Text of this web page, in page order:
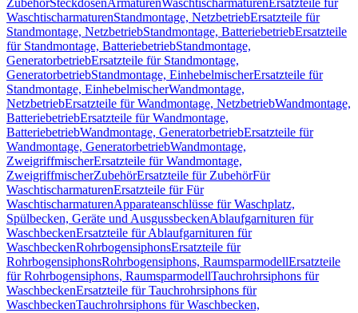
ZubehörSteckdosenArmaturenWaschtischarmaturen Ersatzteile für
WaschtischarmaturenStandmontage, NetzbetriebErsatzteile für
Standmontage, NetzbetriebStandmontage, BatteriebetriebErsatzteile
für Standmontage, BatteriebetriebStandmontage,
GeneratorbetriebErsatzteile für Standmontage,
GeneratorbetriebStandmontage, EinhebelmischerErsatzteile für
Standmontage, EinhebelmischerWandmontage,
NetzbetriebErsatzteile für Wandmontage, NetzbetriebWandmontage,
BatteriebetriebErsatzteile für Wandmontage,
BatteriebetriebWandmontage, GeneratorbetriebErsatzteile für
Wandmontage, GeneratorbetriebWandmontage,
ZweigriffmischerErsatzteile für Wandmontage,
ZweigriffmischerZubehörErsatzteile für ZubehörFür
WaschtischarmaturenErsatzteile für Für
WaschtischarmaturenApparateanschlüsse für Waschplatz,
Spülbecken, Geräte und AusgussbeckenAblaufgarnituren für
WaschbeckenErsatzteile für Ablaufgarnituren für
WaschbeckenRohrbogensiphonsErsatzteile für
RohrbogensiphonsRohrbogensiphons, RaumsparmodellErsatzteile
für Rohrbogensiphons, RaumsparmodellTauchrohrsiphons für
WaschbeckenErsatzteile für Tauchrohrsiphons für
WaschbeckenTauchrohrsiphons für Waschbecken,